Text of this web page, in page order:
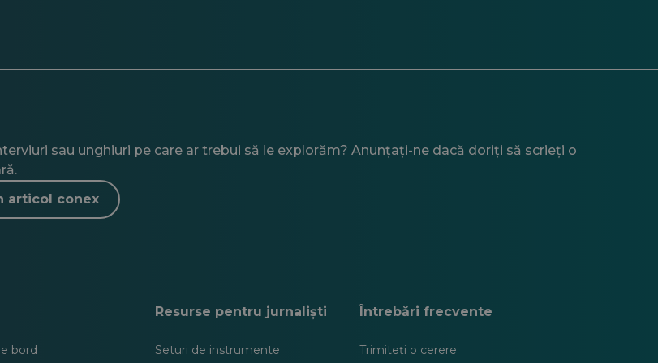
sau unghiuri pe care ar trebui să le explorăm? Anunțați-ne dacă doriți să scrieți o
articol conex
bord
Resurse pentru jurnaliști
Seturi de instrumente
Întrebări frecvente
Trimiteți o cerere